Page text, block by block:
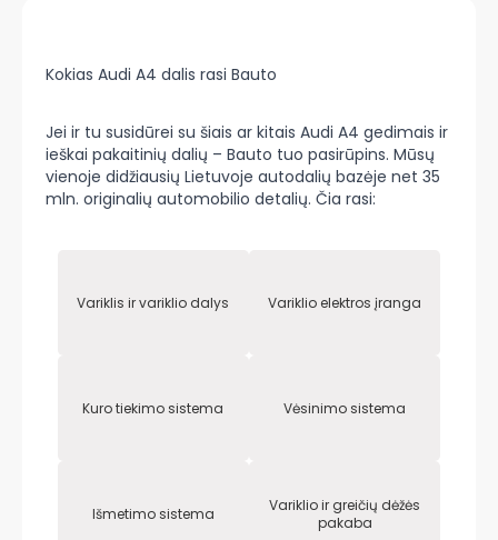
Kokias Audi A4 dalis rasi Bauto
Jei ir tu susidūrei su šiais ar kitais Audi A4 gedimais ir
ieškai pakaitinių dalių – Bauto tuo pasirūpins. Mūsų
vienoje didžiausių Lietuvoje autodalių bazėje net 35
mln. originalių automobilio detalių. Čia rasi:
Variklis ir variklio dalys Variklio elektros įranga
Kuro tiekimo sistema Vėsinimo sistema
Išmetimo sistema
Variklio ir greičių dėžės
pakaba